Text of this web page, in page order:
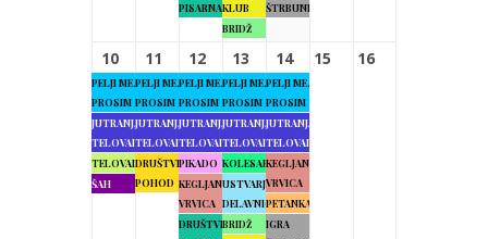
PISARNAKLUB
BRIDŽ
ŠTRBUNK
10
PELJI ME,
PROSIM
JUTRANJA
TELOVADBA
TELOVADBA
ŠAH
11
PELJI ME,
PROSIM
JUTRANJA
TELOVADBA
DRUŠTVENI
POHOD
12
PELJI ME,
PROSIM
JUTRANJA
TELOVADBA
PIKADO
KEGLJANJE
VRVICA
DRUŠTVENA
13
PELJI ME,
PROSIM
JUTRANJA
TELOVADBA
KOLESARJENJE
USTVARJALNE
DELAVNICE
BRIDŽ
14
PELJI ME,
PROSIM
JUTRANJA
TELOVADBA
KEGLJANJE
VRVICA
PETANKA
IGRA
15 16